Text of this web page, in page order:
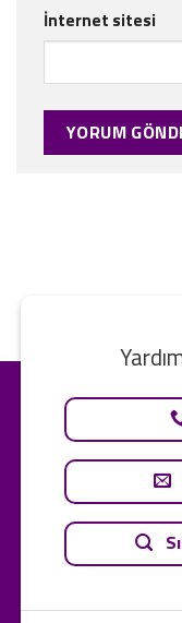
İnternet sitesi